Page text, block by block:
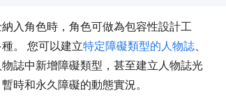
入角色時，角色可做為包容性設計工
。 您可以建立特定障礙類型的人物誌、
誌中新增障礙類型，甚至建立人物誌光
時和永久障礙的動態實況。